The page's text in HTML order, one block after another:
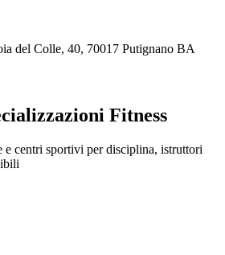
del Colle, 40, 70017 Putignano BA
Fitness
e centri sportivi per disciplina, istruttori